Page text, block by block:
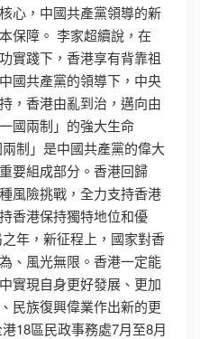
心，中國共產黨領導的新
保障。 李家超續說，在
實踐下，香港享有背靠祖
國共產黨的領導下，中央
，香港由亂到治，邁向由
國兩制」的強大生命
制」是中國共產黨的偉大
要組成部分。香港回歸
風險挑戰，全力支持香港
香港保持獨特地位和優
年，新征程上，國家對香
、風光無限。香港一定能
實現自身更好發展、更加
民族復興偉業作出新的更
18區民政事務處7月至8月